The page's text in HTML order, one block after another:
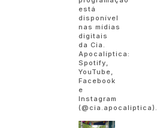
está
disponível
nas mídias
digitais
da Cia.
Apocalíptica:
Spotify,
YouTube,
Facebook
e
Instagram
(@cia.apocaliptica).